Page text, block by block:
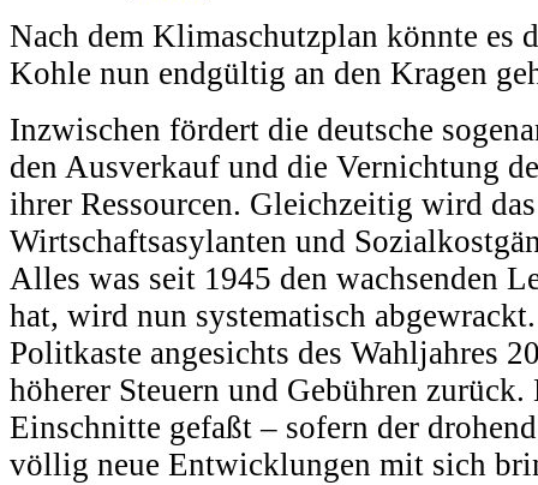
Nach dem Klimaschutzplan könnte es
Kohle nun endgültig an den Kragen
Inzwischen fördert die deutsche
den Ausverkauf und die Vernichtung
ihrer Ressourcen. Gleichzeitig wird
Wirtschaftsasylanten und
Alles was seit 1945 den wachsenden
hat, wird nun systematisch
Politkaste angesichts des Wahljahres
höherer Steuern und Gebühren
Einschnitte gefaßt – sofern der
völlig neue Entwicklungen mit sich